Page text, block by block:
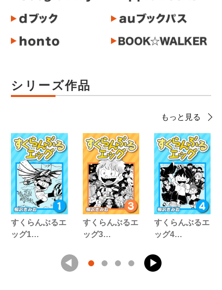
シリーズ作品
もっと見る
すくらんぶるエ
ッグ1…
すくらんぶるエ
ッグ3…
すくらんぶるエ
ッグ4…